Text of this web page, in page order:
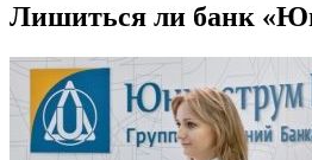
Лишиться ли банк